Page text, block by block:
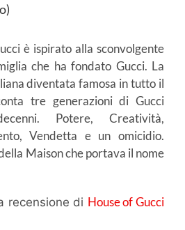
è ispirato alla sconvolgente
che ha fondato Gucci. La
diventata famosa in tutto il
tre generazioni di Gucci
Potere, Creatività,
Vendetta e un omicidio.
Maison che portava il nome
recensione di House of Gucci